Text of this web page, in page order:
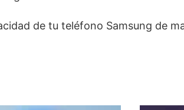
de tu teléfono Samsung de